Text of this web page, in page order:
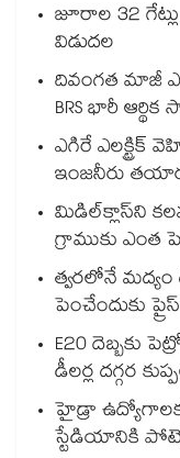
జూరాల 32 గేట్లు
విడుదల
దివంగత మాజీ
BRS భారీ
ఎగిరే ఎలక్ట్రిక్
ఇంజనీరు
మిడిల్‌క్లాస్‌ని
గ్రాముకు ఎంత
త్వరలోనే మద్యం
పెంచేందుకు
E20 దెబ్బకు
డీలర్ల దగ్గర
హైడ్రా
స్టేడియానికి